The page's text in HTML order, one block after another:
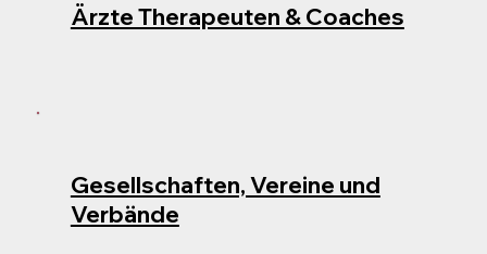
Ärzte Therapeuten & Coaches
Gesellschaften, Vereine und
Verbände